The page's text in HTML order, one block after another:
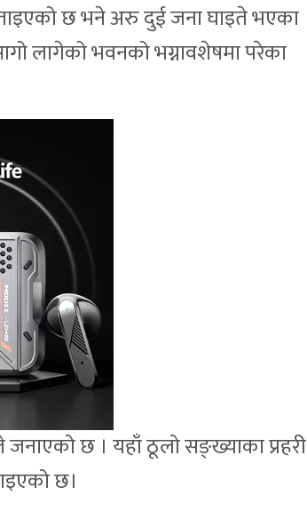
छ भने अरु दुई जना घाइते भएका
लागेको भवनको भग्नावशेषमा परेका
जनाएको छ । यहाँ ठूलो सङ्ख्याका प्रहरी
छ।